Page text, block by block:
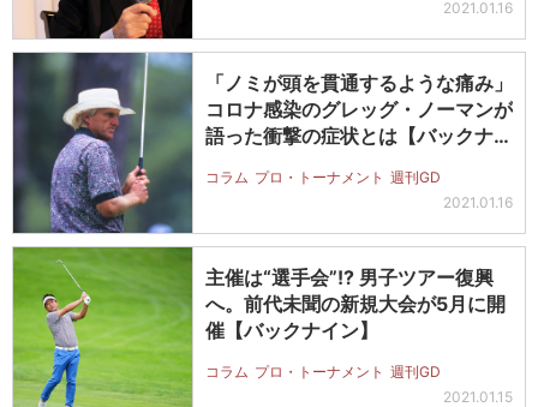
2021.01.16
「ノミが頭を貫通するような痛み」
コロナ感染のグレッグ・ノーマンが
語った衝撃の症状とは【バックナイ
コラム プロ・トーナメント 週刊GD
2021.01.16
主催は“選手会”!? 男子ツアー復興
へ。前代未聞の新規大会が5月に開
催【バックナイン】
コラム プロ・トーナメント 週刊GD
2021.01.15